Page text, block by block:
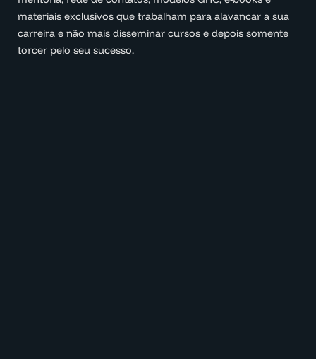
materiais exclusivos que trabalham para alavancar a sua
carreira e não mais disseminar cursos e depois somente
torcer pelo seu sucesso.